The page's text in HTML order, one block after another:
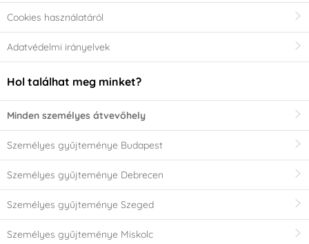
Cookies használatáról
Adatvédelmi irányelvek
Hol találhat meg minket?
Minden személyes átvevőhely
Személyes gyűjteménye Budapest
Személyes gyűjteménye Debrecen
Személyes gyűjteménye Szeged
Személyes gyűjteménye Miskolc